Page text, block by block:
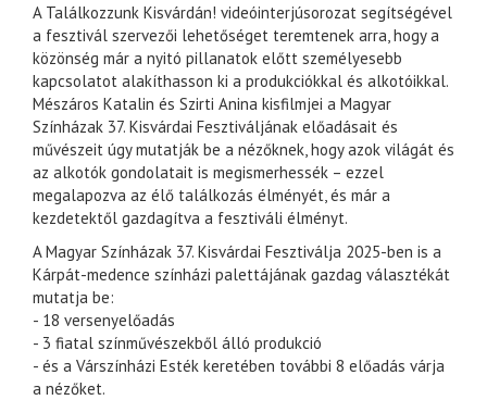
A Találkozzunk Kisvárdán! videóinterjúsorozat segítségével
a fesztivál szervezői lehetőséget teremtenek arra, hogy a
közönség már a nyitó pillanatok előtt személyesebb
kapcsolatot alakíthasson ki a produkciókkal és alkotóikkal.
Mészáros Katalin és Szirti Anina kisfilmjei a Magyar
Színházak 37. Kisvárdai Fesztiváljának előadásait és
művészeit úgy mutatják be a nézőknek, hogy azok világát és
az alkotók gondolatait is megismerhessék – ezzel
megalapozva az élő találkozás élményét, és már a
kezdetektől gazdagítva a fesztiváli élményt.
A Magyar Színházak 37. Kisvárdai Fesztiválja 2025-ben is a
Kárpát-medence színházi palettájának gazdag választékát
mutatja be:
- 18 versenyelőadás
- 3 fiatal színművészekből álló produkció
- és a Várszínházi Esték keretében további 8 előadás várja
a nézőket.